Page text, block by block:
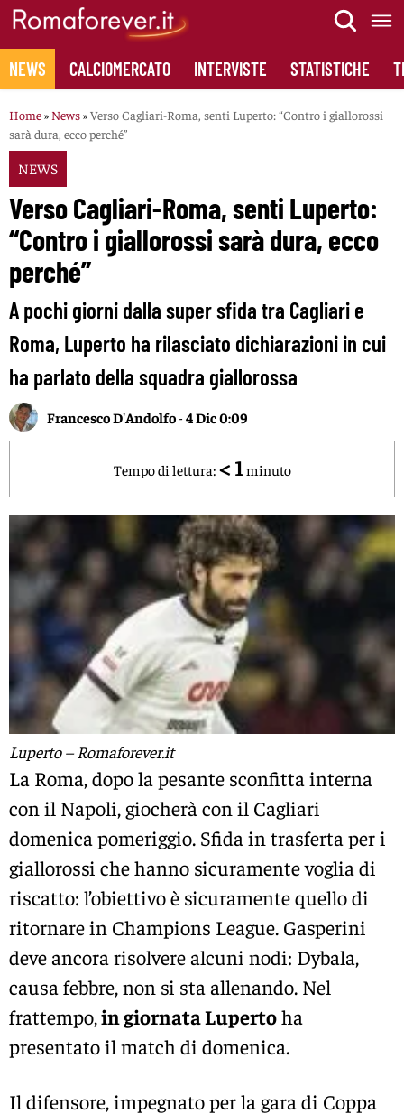
Skip
content
NEWS CALCIOMERCATO INTERVISTE STATISTICHE
Home» News»Verso Cagliari-Roma, senti Luperto: “Contro i giallorossi
sarà dura, ecco perché”
NEWS
Verso Cagliari-Roma, senti Luperto:
“Contro i giallorossi sarà dura, ecco
perché”
A pochi giorni dalla super sfida tra Cagliari e
Roma, Luperto ha rilasciato dichiarazioni in cui
ha parlato della squadra giallorossa
Francesco D'Andolfo-4 Dic 0:09
Tempo di lettura: < 1 minuto
Luperto – Romaforever.it
La Roma, dopo la pesante sconfitta interna
con il Napoli, giocherà con il Cagliari
domenica pomeriggio. Sfida in trasferta per i
giallorossi che hanno sicuramente voglia di
riscatto: l’obiettivo è sicuramente quello di
ritornare in Champions League. Gasperini
deve ancora risolvere alcuni nodi: Dybala,
causa febbre, non si sta allenando. Nel
frattempo,in giornata Lupertoha
presentato il match di domenica.
Il difensore, impegnato per la gara di Coppa